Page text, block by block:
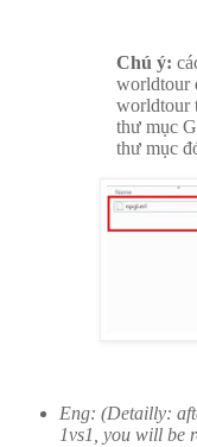
Chú ý:
worldtour
worldtour
thư mục
thư mục
Eng: (Detailly:
1vs1, you will be